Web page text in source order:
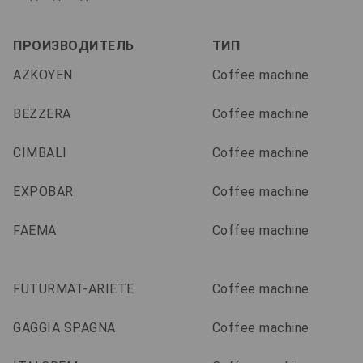
ПРОИЗВОДИТЕЛЬ
ТИП
AZKOYEN
Coffee machine
BEZZERA Coffee machine
CIMBALI Coffee machine
EXPOBAR Coffee machine
FAEMA Coffee machine
FUTURMAT-ARIETE Coffee machine
GAGGIA SPAGNA Coffee machine